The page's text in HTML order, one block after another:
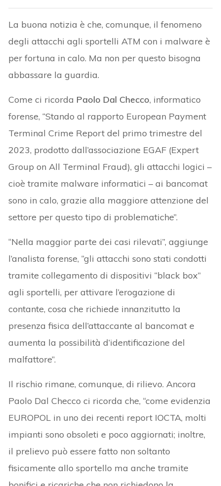
La buona notizia è che, comunque, il fenomeno
degli attacchi agli sportelli ATM con i malware è
per fortuna in calo. Ma non per questo bisogna
abbassare la guardia.
Come ci ricorda Paolo Dal Checco, informatico
forense, “Stando al rapporto European Payment
Terminal Crime Report del primo trimestre del
2023, prodotto dall’associazione EGAF (Expert
Group on All Terminal Fraud), gli attacchi logici –
cioè tramite malware informatici – ai bancomat
sono in calo, grazie alla maggiore attenzione del
settore per questo tipo di problematiche”.
“Nella maggior parte dei casi rilevati”, aggiunge
l’analista forense, “gli attacchi sono stati condotti
tramite collegamento di dispositivi “black box”
agli sportelli, per attivare l’erogazione di
contante, cosa che richiede innanzitutto la
presenza fisica dell’attaccante al bancomat e
aumenta la possibilità d’identificazione del
malfattore”.
Il rischio rimane, comunque, di rilievo. Ancora
Paolo Dal Checco ci ricorda che, “come evidenzia
EUROPOL in uno dei recenti report IOCTA, molti
impianti sono obsoleti e poco aggiornati; inoltre,
il prelievo può essere fatto non soltanto
fisicamente allo sportello ma anche tramite